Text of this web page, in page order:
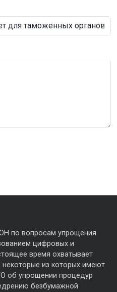
по вопросам упрощения
цифровых и
время охватывает
из которых имеют
об упрощении процедур
безбумажной